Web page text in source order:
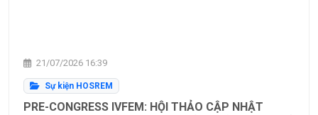
21/07/2026 16:39
Sự kiện HOSREM
PRE-CONGRESS IVFEM: HỘI THẢO CẬP NHẬT